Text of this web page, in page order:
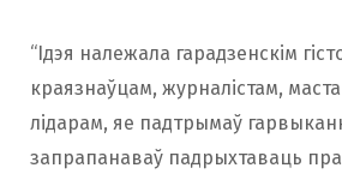
“Ідэя належала гарадзенскім
краязнаўцам, журналістам,
лідарам, яе падтрымаў
запрапанаваў падрыхтаваць